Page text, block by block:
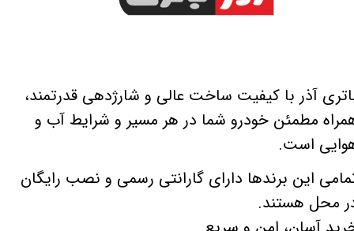
آذر با کیفیت ساخت عالی و شارژدهی قدرتمند،
مطمئن خودرو شما در هر مسیر و شرایط آب و
است.
این برندها دارای گارانتی رسمی و نصب رایگان
محل هستند.